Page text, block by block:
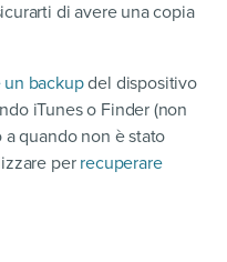
di avere una copia
backupdel dispositivo
iTunes o Finder (non
quando non è stato
per recuperare